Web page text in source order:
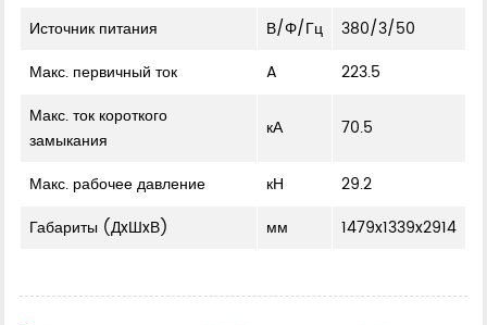
Источник питания
В/Φ/Гц
380/3/50
Макс. первичный ток
A
223.5
Макс. ток короткого
замыкания
кА 70.5
Макс. рабочее давление кН
29.2
Габариты (ДxШxВ)
мм 1479x1339x2914